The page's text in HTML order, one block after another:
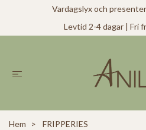
Vardagslyx och
Levtid 2-4 dagar | Fri
Hem FRIPPERIES